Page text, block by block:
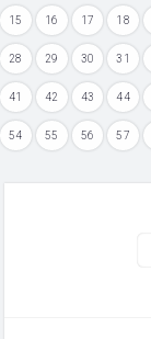
15 16 17 18
28 29 30 31
41 42 43 44
54 55 56 57